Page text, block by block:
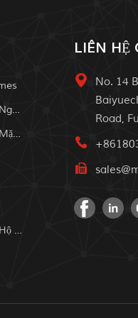
Hệ Thống Năng Lượng Mặt Trời Ngoài Trời
Tắt Hệ Thống Nhà Năng Lượng Mặt Trời
Hệ Thống Năng Lượng Mặt Trời Hộ Gia Đình
LIÊN HỆ
No. 14
Road,